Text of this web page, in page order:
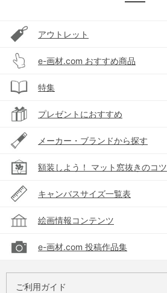
アウトレット
e-画材.com おすすめ商品
特集
プレゼントにおすすめ
メーカー・ブランドから探す
額装しよう！ マット窓抜きのコツ
キャンバスサイズ一覧表
絵画情報コンテンツ
e-画材.com 投稿作品集
ご利用ガイド